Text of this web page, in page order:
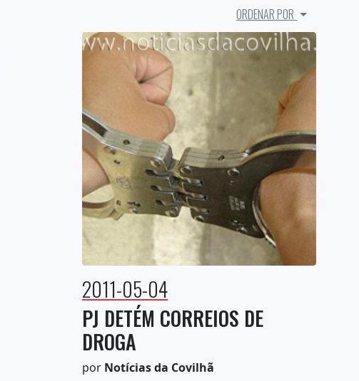
ORDENAR POR
2011-05-04
PJ DETÉM CORREIOS DE
DROGA
por Notícias da Covilhã